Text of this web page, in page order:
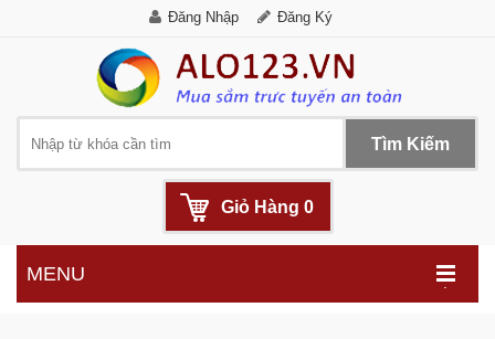
Đăng Nhập Đăng Ký
Tìm Kiếm
Giỏ Hàng 0
.
MENU